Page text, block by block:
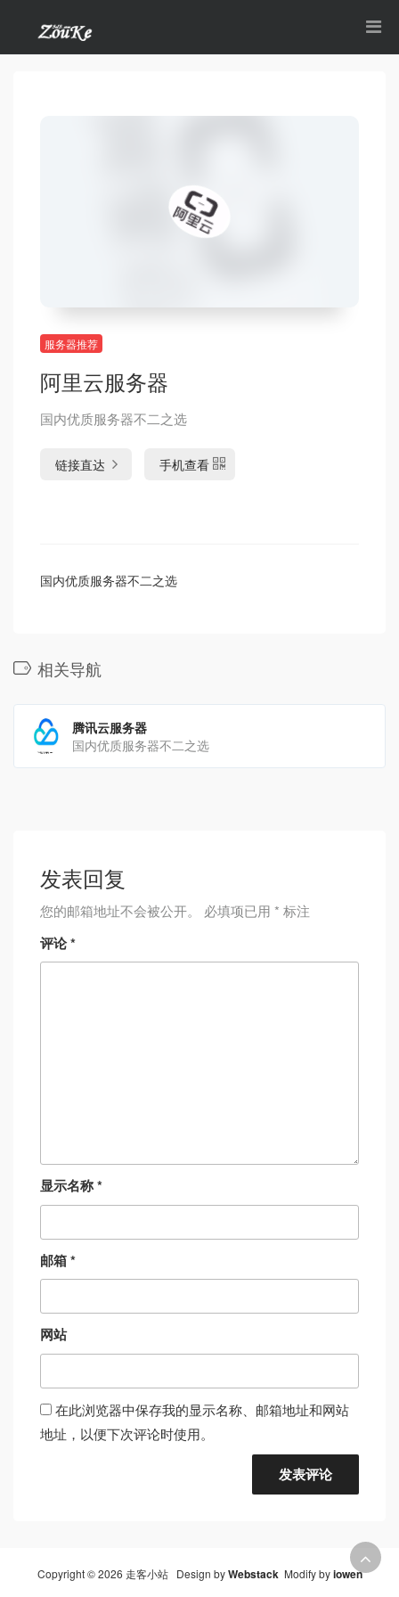
服务器推荐
阿里云服务器
国内优质服务器不二之选
链接直达 手机查看
国内优质服务器不二之选
相关导航
腾讯云服务器
国内优质服务器不二之选
发表回复
您的邮箱地址不会被公开。 必填项已用 * 标注
评论*
显示名称*
邮箱*
网站
在此浏览器中保存我的显示名称、邮箱地址和网站
地址，以便下次评论时使用。
Copyright © 2026 走客小站 Design byWebstack Modify byiowen